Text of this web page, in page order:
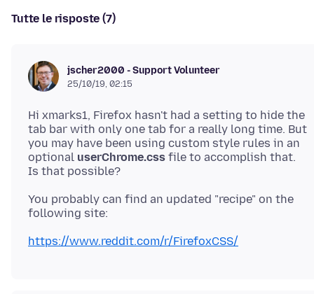
Tutte le risposte (7)
jscher2000 - Support Volunteer
25/10/19, 02:15
Hi xmarks1, Firefox hasn't had a setting to hide the
tab bar with only one tab for a really long time. But
you may have been using custom style rules in an
optional userChrome.css file to accomplish that.
You probably can find an updated "recipe" on the
https://www.reddit.com/r/FirefoxCSS/